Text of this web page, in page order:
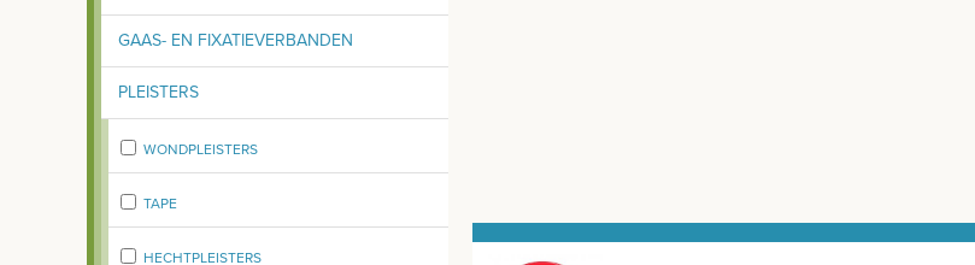
GAAS- EN FIXATIEVERBANDEN
PLEISTERS
WONDPLEISTERS
TAPE
HECHTPLEISTERS